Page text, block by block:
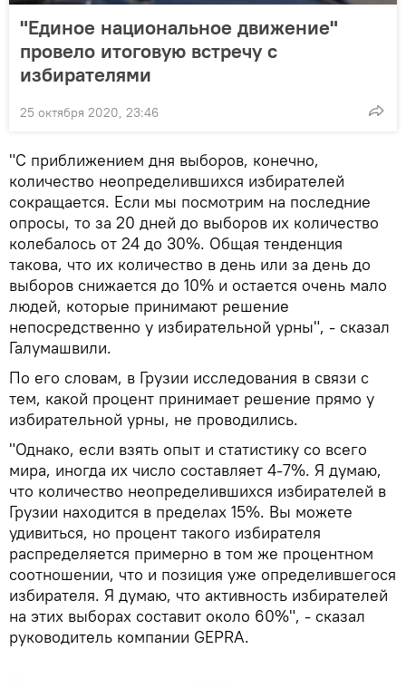
"Единое национальное движение"
провело итоговую встречу с
избирателями
25 октября 2020, 23:46
"С приближением дня выборов, конечно,
количество неопределившихся избирателей
сокращается. Если мы посмотрим на последние
опросы, то за 20 дней до выборов их количество
колебалось от 24 до 30%. Общая тенденция
такова, что их количество в день или за день до
выборов снижается до 10% и остается очень мало
людей, которые принимают решение
непосредственно у избирательной урны", - сказал
Галумашвили.
По его словам, в Грузии исследования в связи с
тем, какой процент принимает решение прямо у
избирательной урны, не проводились.
"Однако, если взять опыт и статистику со всего
мира, иногда их число составляет 4-7%. Я думаю,
что количество неопределившихся избирателей в
Грузии находится в пределах 15%. Вы можете
удивиться, но процент такого избирателя
распределяется примерно в том же процентном
соотношении, что и позиция уже определившегося
избирателя. Я думаю, что активность избирателей
на этих выборах составит около 60%", - сказал
руководитель компании GEPRA.